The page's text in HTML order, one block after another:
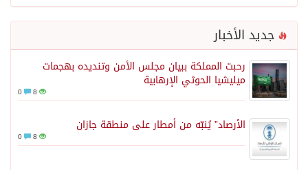
جديد الأخبار
رحبت المملكة ببيان مجلس الأمن وتنديده بهجمات
ميليشيا الحوثي الإرهابية
8
الأرصاد” يُنبّه من أمطار على منطقة جازان
8